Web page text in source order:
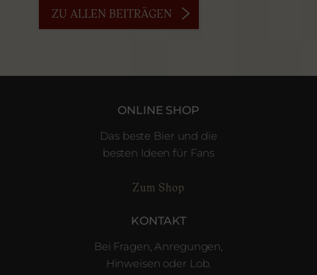
ZU ALLEN BEITRÄGEN
ONLINE SHOP
Das beste Bier und die
besten Ideen für Fans
Zum Shop
KONTAKT
Bei Fragen, Anregungen,
Hinweisen oder Lob.